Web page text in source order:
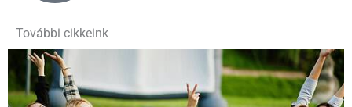
További cikkeink